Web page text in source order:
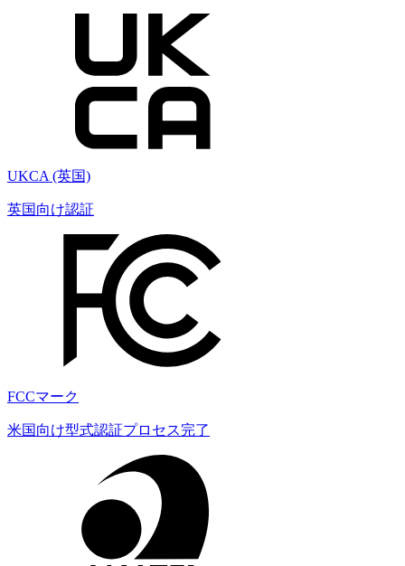
UKCA (英国)
英国向け認証
FCCマーク
米国向け型式認証プロセス完了